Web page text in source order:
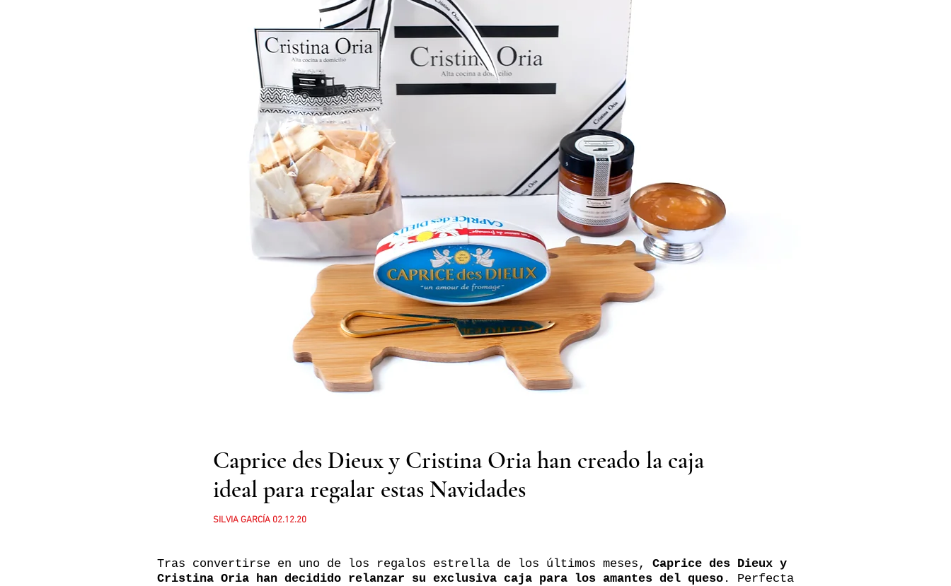
Caprice des Dieux y Cristina Oria han creado la caja
ideal para regalar estas Navidades
SILVIA GARCÍA 02.12.20
Tras convertirse en uno de los regalos estrella de los últimos meses, Caprice des Dieux y
Cristina Oria han decidido relanzar su exclusiva caja para los amantes del queso . Perfecta